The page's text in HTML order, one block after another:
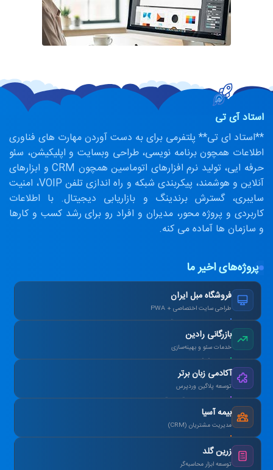
استاد آی تی
**استاد ای تی** پلتفرمی برای به دست آوردن مهارت های فناوری
اطلاعات همچون برنامه نویسی، طراحی وبسایت و اپلیکیشن، سئو
حرفه ایی، تولید نرم افزارهای اتوماسین همچون CRM و ابزارهای
آنلاین و هوشمند، پیکربندی شبکه و راه اندازی تلفن VOIP، امنیت
سایبری، گسترش برندینگ و بازاریابی دیجیتال. با اطلاعات
کاربردی و پروژه محور، مدیران و افراد رو برای رشد کسب و کارها
و سازمان ها آماده می کنه.
پروژه‌های اخیر ما
فروشگاه مبل ایران
طراحی سایت اختصاصی + PWA
بازرگانی رادین
خدمات سئو و بهینه‌سازی
آکادمی زبان برتر
توسعه پلاگین وردپرس
طراحی سیستم آزمون آنلاین و صدور کارنامه.
بیمه آسیا
مدیریت مشتریان (CRM)
یکپارچه‌سازی اطلاعات و اتوماسیون پیامک.
زرین گلد
توسعه ابزار محاسبه‌گر